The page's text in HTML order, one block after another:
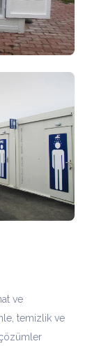
ve
temizlik ve
çözümler